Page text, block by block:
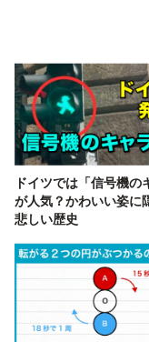
ドイツでは「信号機の
が人気？かわいい姿に
悲しい歴史